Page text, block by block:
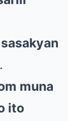
muna
ito